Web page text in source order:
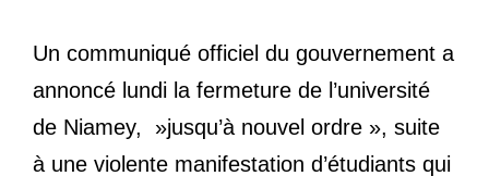
Un communiqué officiel du gouvernement a
annoncé lundi la fermeture de l’université
de Niamey, »jusqu’à nouvel ordre », suite
à une violente manifestation d’étudiants qui